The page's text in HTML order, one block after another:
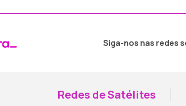
Siga-nos nas redes
Redes de Satélites